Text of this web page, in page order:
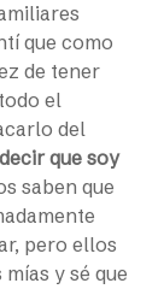
que como
de tener
el
del
que soy
saben que
pero ellos
y sé que